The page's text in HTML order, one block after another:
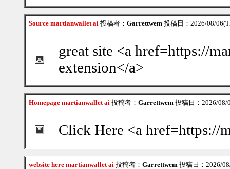
Source martianwallet ai 投稿者： Garrettwem 投稿日：2026/08/
great site <a href=https://
extension</a>
Homepage martianwallet ai 投稿者： Garrettwem 投稿日：2026/
Click Here <a href=https://
website here martianwallet ai 投稿者： Garrettwem 投稿日：2026/